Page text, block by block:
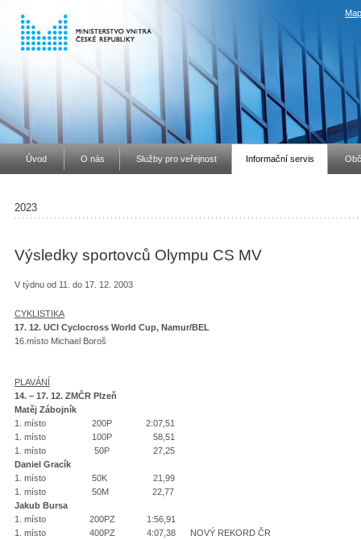
Úvod O nás Služby pro veřejnost Informační servis
2023
Výsledky sportovců Olympu CS MV
V týdnu od 11. do 17. 12. 2003
CYKLISTIKA
17. 12. UCI Cyclocross World Cup, Namur/BEL
16.místo Michael Boroš
PLAVÁNÍ
14. – 17. 12. ZMČR Plzeň
Matěj Zábojník
1. místo 200P 2:07,51
1. místo 100P 58,51
1. místo 50P 27,25
Daniel Gracík
1. místo 50K 21,99
1. místo 50M 22,77
Jakub Bursa
1. místo 200PZ 1:56,91
1. místo 400PZ 4:07,38 NOVÝ REKORD ČR